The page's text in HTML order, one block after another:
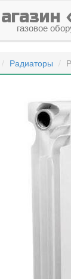
газовое
Радиаторы